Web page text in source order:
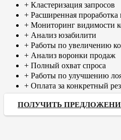
+ Кластеризация запросов
+ Расширенная
+ Мониторинг видимости
+ Анализ юзабилити
+ Работы по увеличению
+ Анализ воронки продаж
+ Полный охват спроса
+ Работы по улучшению
+ Оплата за конкретный
ПОЛУЧИТЬ